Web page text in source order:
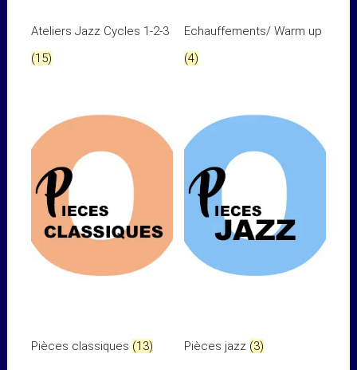
Ateliers Jazz Cycles 1-2-3
(15)
Echauffements/ Warm up
(4)
Pièces classiques (13) Pièces jazz (3)